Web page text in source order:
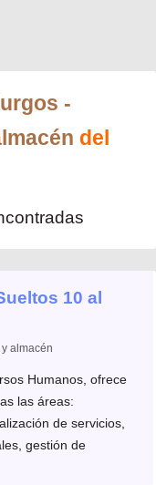
-
del
10 al
almacén
Humanos, ofrece
las áreas:
de servicios,
gestión de